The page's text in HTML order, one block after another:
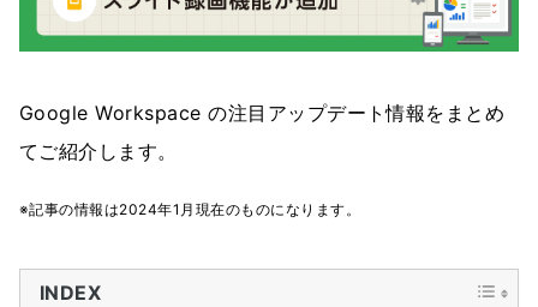
Google Workspace の注目アップデート情報をまとめ
てご紹介します。
※記事の情報は2024年1月現在のものになります。
INDEX